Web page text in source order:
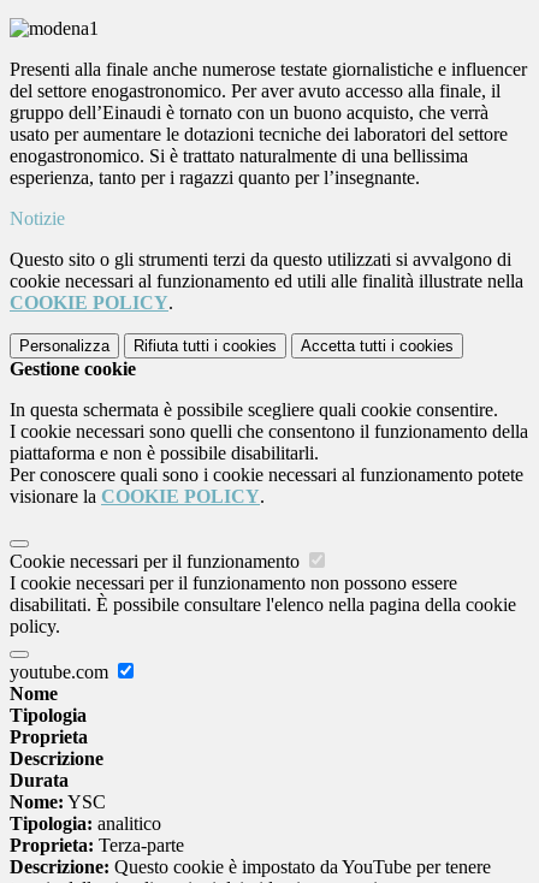
Presenti alla finale anche numerose testate giornalistiche e influencer
del settore enogastronomico. Per aver avuto accesso alla finale, il
gruppo dell’Einaudi è tornato con un buono acquisto, che verrà
usato per aumentare le dotazioni tecniche dei laboratori del settore
enogastronomico. Si è trattato naturalmente di una bellissima
esperienza, tanto per i ragazzi quanto per l’insegnante.
Notizie
Questo sito o gli strumenti terzi da questo utilizzati si avvalgono di
cookie necessari al funzionamento ed utili alle finalità illustrate nella
COOKIE POLICY.
Personalizza Rifiuta tutti i cookies Accetta tutti i cookies
Gestione cookie
In questa schermata è possibile scegliere quali cookie consentire.
I cookie necessari sono quelli che consentono il funzionamento della
piattaforma e non è possibile disabilitarli.
Per conoscere quali sono i cookie necessari al funzionamento potete
visionare la COOKIE POLICY.
Cookie necessari per il funzionamento
I cookie necessari per il funzionamento non possono essere
disabilitati. È possibile consultare l'elenco nella pagina della cookie
policy.
youtube.com
Nome
Tipologia
Proprieta
Descrizione
Durata
Nome: YSC
Tipologia: analitico
Proprieta: Terza-parte
Descrizione: Questo cookie è impostato da YouTube per tenere